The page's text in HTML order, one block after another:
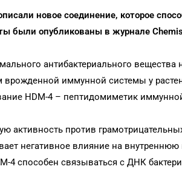
новое соединение, которое
были опубликованы в журнале
антибактериального вещества
иммунной системы у
HDM-4 – пептидомиметик
против
негативное влияние на
4 способен связываться с ДНК